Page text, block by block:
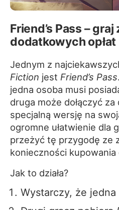
Friend’s Pass –
dodatkowych opłat
Jednym z
Fiction jest Friend’s Pass
jedna osoba musi
druga może dołączyć
specjalną wersję na
ogromne ułatwienie dla
przeżyć tę przygodę ze
konieczności
Jak to działa?
Wystarczy, że